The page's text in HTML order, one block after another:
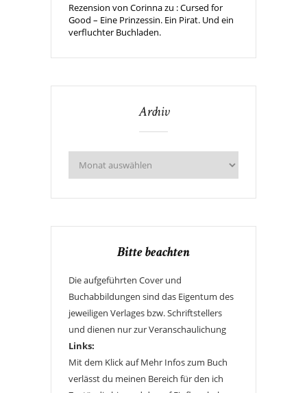
Rezension von Corinna zu : Cursed for
Good – Eine Prinzessin. Ein Pirat. Und ein
verfluchter Buchladen.
Archiv
Bitte beachten
Die aufgeführten Cover und
Buchabbildungen sind das Eigentum des
jeweiligen Verlages bzw. Schriftstellers
und dienen nur zur Veranschaulichung
Links:
Mit dem Klick auf Mehr Infos zum Buch
verlässt du meinen Bereich für den ich